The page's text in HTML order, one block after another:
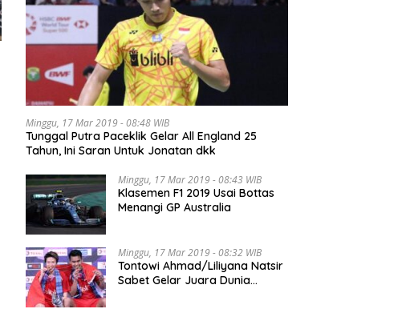
Minggu, 17 Mar 2019 - 08:48 WIB
Tunggal Putra Paceklik Gelar All England 25
Tahun, Ini Saran Untuk Jonatan dkk
Minggu, 17 Mar 2019 - 08:43 WIB
Klasemen F1 2019 Usai Bottas
Menangi GP Australia
Minggu, 17 Mar 2019 - 08:32 WIB
Tontowi Ahmad/Liliyana Natsir
Sabet Gelar Juara Dunia